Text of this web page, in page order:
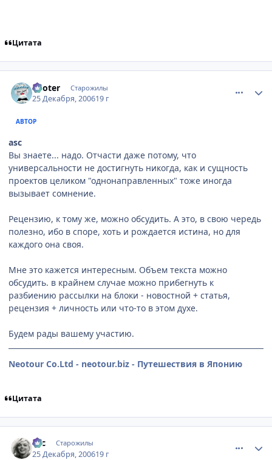
Цитата
Looter Старожилы
25 Декабря, 200619 г
АВТОР
asc
Вы знаете... надо. Отчасти даже потому, что
универсальности не достигнуть никогда, как и сущность
проектов целиком "однонаправленных" тоже иногда
вызывает сомнение.
Рецензию, к тому же, можно обсудить. А это, в свою чередь
полезно, ибо в споре, хоть и рождается истина, но для
каждого она своя.
Мне это кажется интересным. Объем текста можно
обсудить. в крайнем случае можно прибегнуть к
разбиению рассылки на блоки - новостной + статья,
рецензия + личность или что-то в этом духе.
Будем рады вашему участию.
Neotour Co.Ltd - neotour.biz - Путешествия в Японию
Цитата
asc Старожилы
25 Декабря, 200619 г